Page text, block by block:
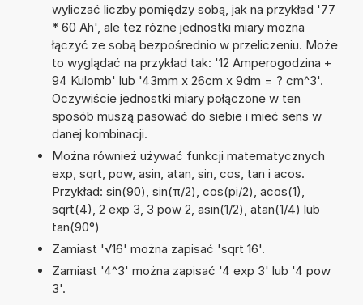
wyliczać liczby pomiędzy sobą, jak na przykład '77
* 60 Ah', ale też różne jednostki miary można
łączyć ze sobą bezpośrednio w przeliczeniu. Może
to wyglądać na przykład tak: '12 Amperogodzina +
94 Kulomb' lub '43mm x 26cm x 9dm = ? cm^3'.
Oczywiście jednostki miary połączone w ten
sposób muszą pasować do siebie i mieć sens w
danej kombinacji.
Można również używać funkcji matematycznych
exp, sqrt, pow, asin, atan, sin, cos, tan i acos.
Przykład: sin(90), sin(π/2), cos(pi/2), acos(1),
sqrt(4), 2 exp 3, 3 pow 2, asin(1/2), atan(1/4) lub
tan(90°)
Zamiast '√16' można zapisać 'sqrt 16'.
Zamiast '4^3' można zapisać '4 exp 3' lub '4 pow
3'.